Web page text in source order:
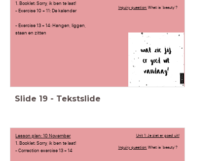
1. Booklet: Sorry, ik ben te laat!
- Exercise 10 + 11: De kalender
- Exercise 13 + 14: Hangen, liggen,
staan en zitten
Inquiry question:What is 'beauty'?
Slide 19 - Tekstslide
Lesson plan: 10 November
1. Booklet: Sorry, ik ben te laat!
- Correction exercise 13 + 14
Unit 1: Je ziet er goed uit!
Inquiry question:What is 'beauty'?